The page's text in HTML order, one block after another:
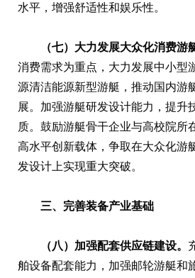
水平，增强舒适性和娱乐性。
（七）大力发展大众化消费游
消费需求为重点，大力发展中小型
源清洁能源新型游艇，推动国内游
展。加强游艇研发设计能力，提升
质。鼓励游艇骨干企业与高校院所
高水平创新载体，争取在大众化游
发设计上实现重大突破。
三、完善装备产业基础
（八）加强配套供应链建设。
舶设备配套能力，加强邮轮游艇和